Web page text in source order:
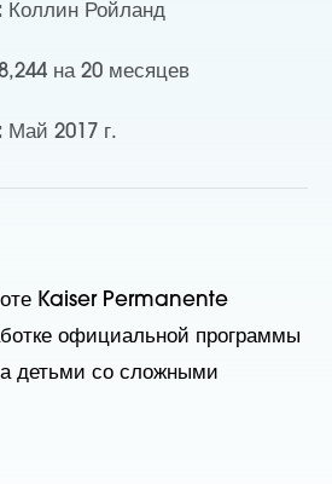
Коллин Ройланд
на 20 месяцев
Май 2017 г.
Kaiser Permanente
официальной программы
детьми со сложными